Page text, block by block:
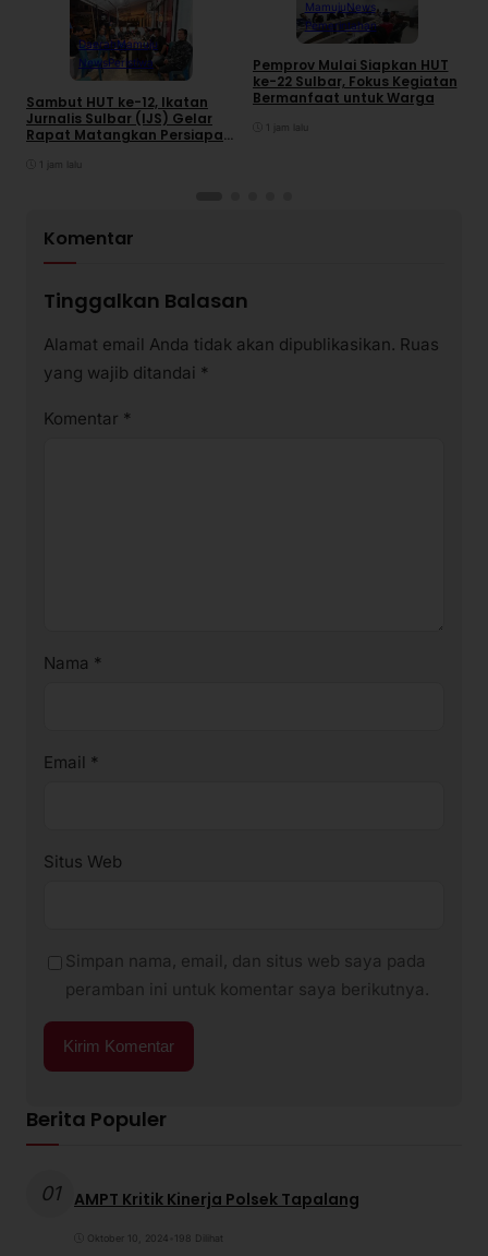
DaerahMamuju
NewsPeristiwa
Sambut HUT ke-12, Ikatan
Jurnalis Sulbar (IJS) Gelar
Rapat Matangkan Persiapan
1 jam lalu
MamujuNews
Pemerintahan
Pemprov Mulai Siapkan HUT
ke-22 Sulbar, Fokus Kegiatan
Bermanfaat untuk Warga
1 jam lalu
Komentar
Tinggalkan Balasan
Alamat email Anda tidak akan dipublikasikan. Ruas
yang wajib ditandai *
Komentar *
Nama *
Email *
Situs Web
Simpan nama, email, dan situs web saya pada
peramban ini untuk komentar saya berikutnya.
Berita Populer
01 AMPT Kritik Kinerja Polsek Tapalang
Oktober 10, 2024 198 Dilihat